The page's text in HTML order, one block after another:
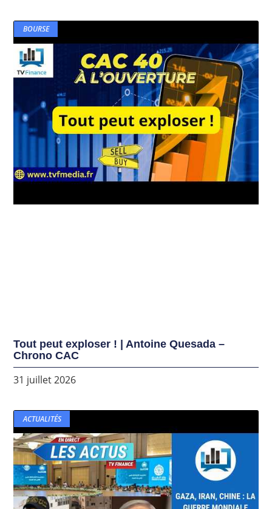
BOURSE
Tout peut exploser ! | Antoine Quesada –
Chrono CAC
31 juillet 2026
ACTUALITÉS